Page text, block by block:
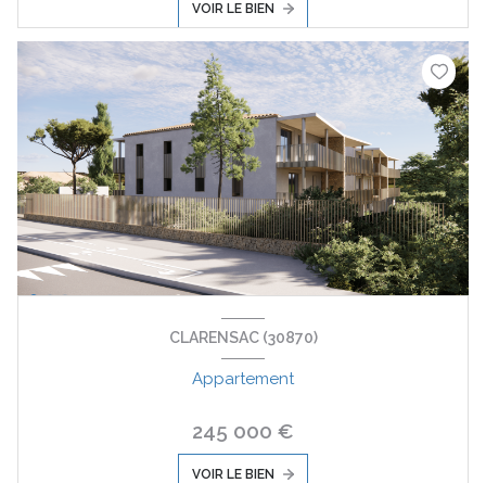
VOIR LE BIEN
CLARENSAC (30870)
Appartement
245 000 €
VOIR LE BIEN